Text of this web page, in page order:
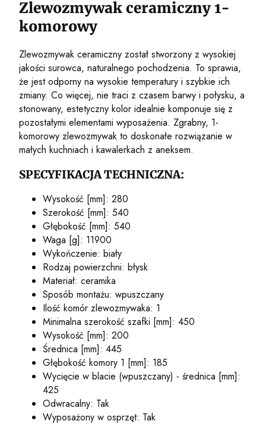
Zlewozmywak ceramiczny 1-
komorowy
Zlewozmywak ceramiczny został stworzony z wysokiej
jakości surowca, naturalnego pochodzenia. To sprawia,
że jest odporny na wysokie temperatury i szybkie ich
zmiany. Co więcej, nie traci z czasem barwy i połysku, a
stonowany, estetyczny kolor idealnie komponuje się z
pozostałymi elementami wyposażenia. Zgrabny, 1-
komorowy zlewozmywak to doskonałe rozwiązanie w
małych kuchniach i kawalerkach z aneksem.
SPECYFIKACJA TECHNICZNA:
Wysokość [mm]: 280
Szerokość [mm]: 540
Głębokość [mm]: 540
Waga [g]: 11900
Wykończenie: biały
Rodzaj powierzchni: błysk
Materiał: ceramika
Sposób montażu: wpuszczany
Ilość komór zlewozmywaka: 1
Minimalna szerokość szafki [mm]: 450
Wysokość [mm]: 200
Średnica [mm]: 445
Głębokość komory 1 [mm]: 185
Wycięcie w blacie (wpuszczany) - średnica [mm]:
425
Odwracalny: Tak
Wyposażony w osprzęt: Tak